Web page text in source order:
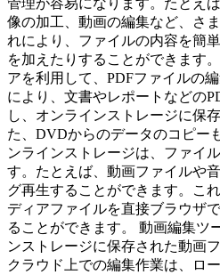
管理が容易になります。たとえ
像の加工、動画の編集など、さ
れにより、ファイルの内容を簡
を加えたりすることができます
アを利用して、PDFファイルの
により、文書やレポートなどの
し、オンラインストレージに保
た、DVDからのデータのコピー
ンラインストレージは、ファイ
す。たとえば、動画ファイルや
グ再生することができます。こ
ディアファイルを直接ブラウザ
ることができます。 動画編集ツ
ンストレージに保存された動画
クラウド上での編集作業は、ロ